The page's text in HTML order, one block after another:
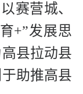
赛营城、
+”发展思
县拉动县
助推高县